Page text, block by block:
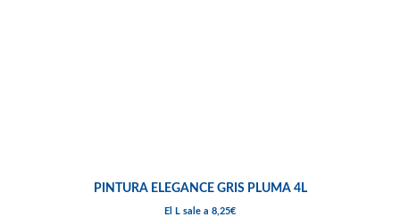
PINTURA ELEGANCE GRIS PLUMA 4L
El L sale a 8,25€